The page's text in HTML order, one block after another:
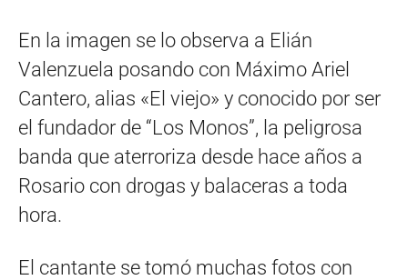
En la imagen se lo observa a Elián
Valenzuela posando con Máximo Ariel
Cantero, alias «El viejo» y conocido por ser
el fundador de “Los Monos”, la peligrosa
banda que aterroriza desde hace años a
Rosario con drogas y balaceras a toda
hora.
El cantante se tomó muchas fotos con